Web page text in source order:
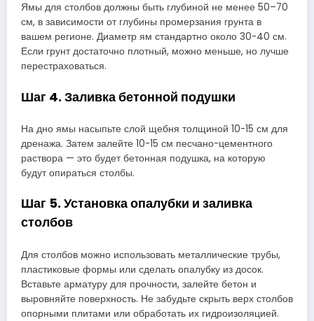
Ямы для столбов должны быть глубиной не менее 50–70
см, в зависимости от глубины промерзания грунта в
вашем регионе. Диаметр ям стандартно около 30-40 см.
Если грунт достаточно плотный, можно меньше, но лучше
перестраховаться.
Шаг 4. Заливка бетонной подушки
На дно ямы насыпьте слой щебня толщиной 10-15 см для
дренажа. Затем залейте 10-15 см песчано-цементного
раствора — это будет бетонная подушка, на которую
будут опираться столбы.
Шаг 5. Установка опалубки и заливка
столбов
Для столбов можно использовать металлические трубы,
пластиковые формы или сделать опалубку из досок.
Вставьте арматуру для прочности, залейте бетон и
выровняйте поверхность. Не забудьте скрыть верх столбов
опорными плитами или обработать их гидроизоляцией.